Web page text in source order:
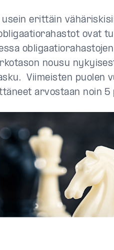
erittäin
ovat
nousu
Viimeisten puolen
arvostaan noin 5